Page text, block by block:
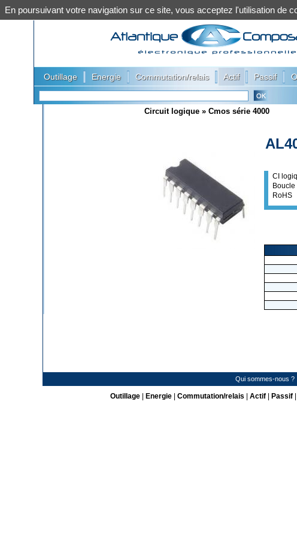
Outillage Energie Commutation/relais Actif Passif
Circuit logique » Cmos série 4000
CI
RoHS
Qui sommes-nous ?
Outillage| Energie| Commutation/relais Actif| Passif|
En poursuivant votre navigation sur ce site, vous acceptez l'utilisation